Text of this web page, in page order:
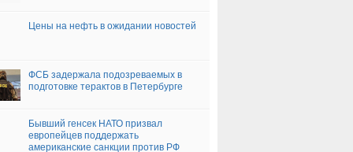
Цены на нефть в ожидании новостей
ФСБ задержала подозреваемых в
подготовке терактов в Петербурге
Бывший генсек НАТО призвал
европейцев поддержать
американские санкции против РФ